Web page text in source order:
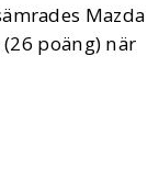
Mazda
poäng) när